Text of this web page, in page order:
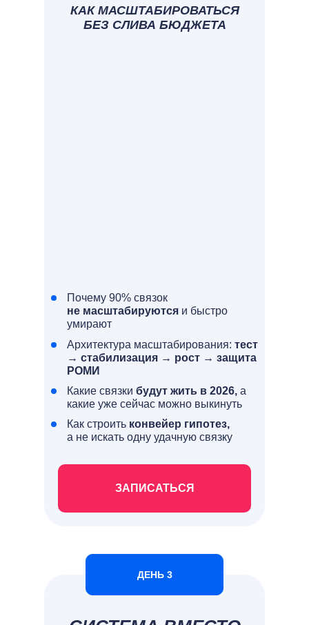
КАК МАСШТАБИРОВАТЬСЯ
БЕЗ СЛИВА БЮДЖЕТА
ЗАПИСАТЬСЯ
Почему 90% связок
не масштабируются и быстро
умирают
Архитектура масштабирования: тест
→ стабилизация → рост → защита
РОМИ
Какие связки будут жить в 2026, а
какие уже сейчас можно выкинуть
Как строить конвейер гипотез,
а не искать одну удачную связку
ДЕНЬ 3